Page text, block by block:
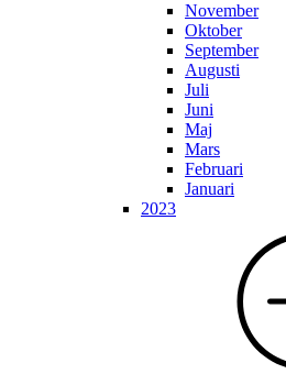
November
Oktober
September
Augusti
Juli
Juni
Maj
Mars
Februari
Januari
2023